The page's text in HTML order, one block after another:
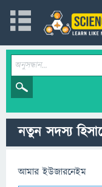
নতুন সদস্য
আমার ইউজারনেইম